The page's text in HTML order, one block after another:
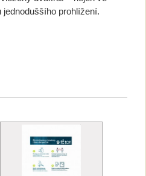
jednoduššího prohlížení.